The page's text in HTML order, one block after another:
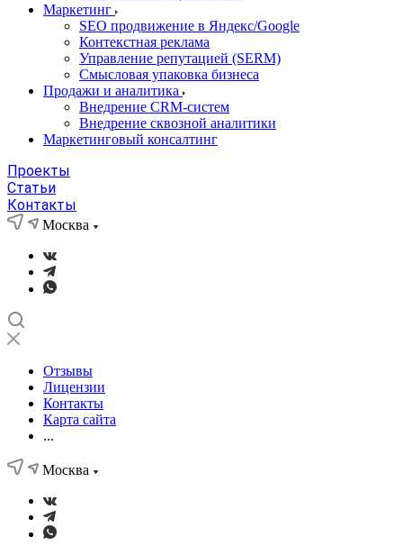
Маркетинг
SEO продвижение в Яндекс/Google
Контекстная реклама
Управление репутацией (SERM)
Смысловая упаковка бизнеса
Продажи и аналитика
Внедрение CRM-систем
Внедрение сквозной аналитики
Маркетинговый консалтинг
Проекты
Статьи
Контакты
Москва
Отзывы
Лицензии
Контакты
Карта сайта
...
Москва